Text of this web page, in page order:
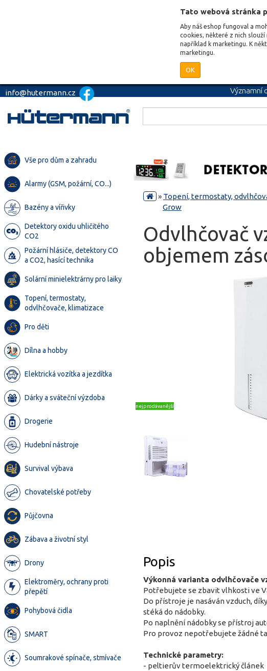
Tato webová stránka
Aby náš eshop fungoval a
cookies, některé z nich
například k marketingu. K
marketingu.
OK
info@hutermann.cz Významní
Vše pro dům a zahradu
Alarmy (GSM, požární, CO...)
Bazény a vířivky
Detektory oxidu uhličitého
CO2
Požární hlásiče, detektory CO
a CO2, hasící technika
Solární minielektrárny pro laiky
Topení, termostaty,
odvlhčovače, klimatizace
Pro děti
Dílna a hobby
Elektrická vozítka a jezdítka
Dárky a sváteční výzdoba
Drogerie
Hudební nástroje
Survival výbava
Chovatelské potřeby
Půjčovna
Zábava a životní styl
Drony
Elektroměry, ochrany proti
přepětí
Pohybová čidla
SMART
Soumrakové spínače, stmívače
» Topení, termostaty,
Grow
Odvlhčovač
objemem
nejprodávanější
Popis
Výkonná varianta odvlhčovače
Potřebujete se zbavit vlhkosti ve
Do přístroje je nasáván vzduch,
stéká do nádobky.
Po naplnění nádobky se přístroj
Pro provoz nepotřebujete žádné
Technické parametry:
- peltierův termoelektrický článek